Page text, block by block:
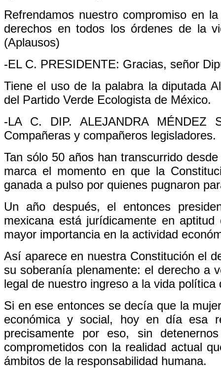
Refrendamos nuestro compromiso en
derechos en todos los órdenes de la
(Aplausos)
-EL C. PRESIDENTE: Gracias, señor
Tiene el uso de la palabra la diputada
del Partido Verde Ecologista de México.
-LA C. DIP. ALEJANDRA MÉNDEZ
Compañeras y compañeros legisladores.
Tan sólo 50 años han transcurrido
marca el momento en que la
ganada a pulso por quienes pugnaron
Un año después, el entonces
mexicana está jurídicamente en
mayor importancia en la actividad
Así aparece en nuestra Constitución el
su soberanía plenamente: el derecho a
legal de nuestro ingreso a la vida política
Si en ese entonces se decía que la
económica y social, hoy en día esa
precisamente por eso, sin
comprometidos con la realidad actual
ámbitos de la responsabilidad humana.